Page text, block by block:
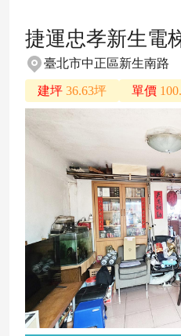
捷運忠孝新生電
臺北市中正區新生南路
建坪 36.63坪 單價